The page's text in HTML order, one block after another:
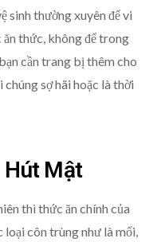
sinh thường xuyên để vi
ăn thức, không để trong
cần trang bị thêm cho
sợ hãi hoặc là thời
Hút Mật
thì thức ăn chính của
loại côn trùng như là mối,